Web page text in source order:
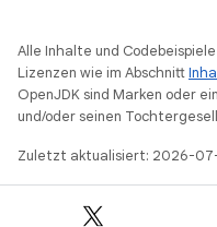
Alle Inhalte und
Lizenzen wie im Abschnitt
OpenJDK sind Marken oder
und/oder seinen
Zuletzt aktualisiert: 2026-